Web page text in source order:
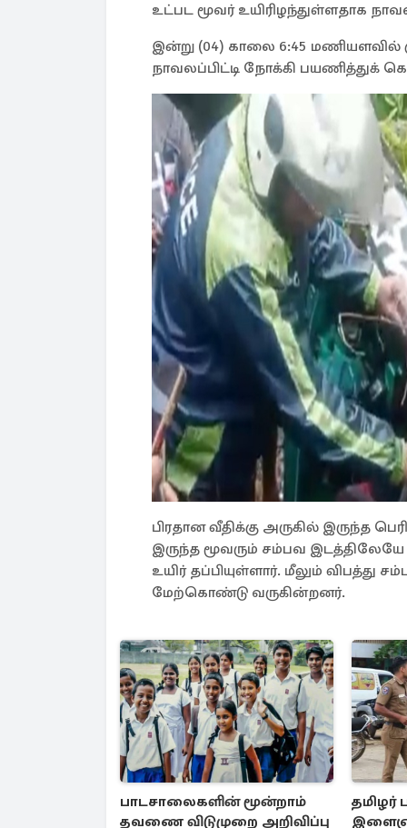
உட்பட மூவர் உயிரிழந்துள்ளதாக
இன்று (04) காலை 6:45 மணியளவில்
நாவலப்பிட்டி நோக்கி பயணித்துக்
பிரதான வீதிக்கு அருகில் இருந்த
இருந்த மூவரும் சம்பவ
உயிர் தப்பியுள்ளார். மீலும்
மேற்கொண்டு வருகின்றனர்.
பாடசாலைகளின் மூன்றாம்
தவணை விடுமுறை அறிவிப்பு
தமிழர்